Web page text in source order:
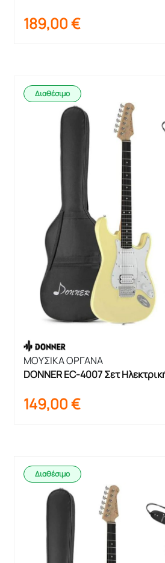
189,00€
Διαθέσιμο
ΜΟΥΣΙΚΑ ΟΡΓΑΝΑ
DONNER EC-4007 Σετ
149,00€
Διαθέσιμο